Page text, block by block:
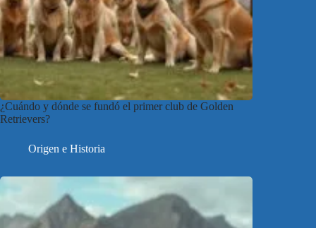
¿Cuándo y dónde se fundó el primer club de Golden
Retrievers?
Origen e Historia